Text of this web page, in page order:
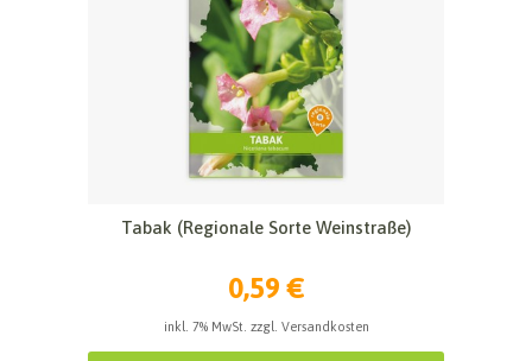
Tabak (Regionale Sorte Weinstraße)
0,59 €
inkl. 7% MwSt. zzgl. Versandkosten